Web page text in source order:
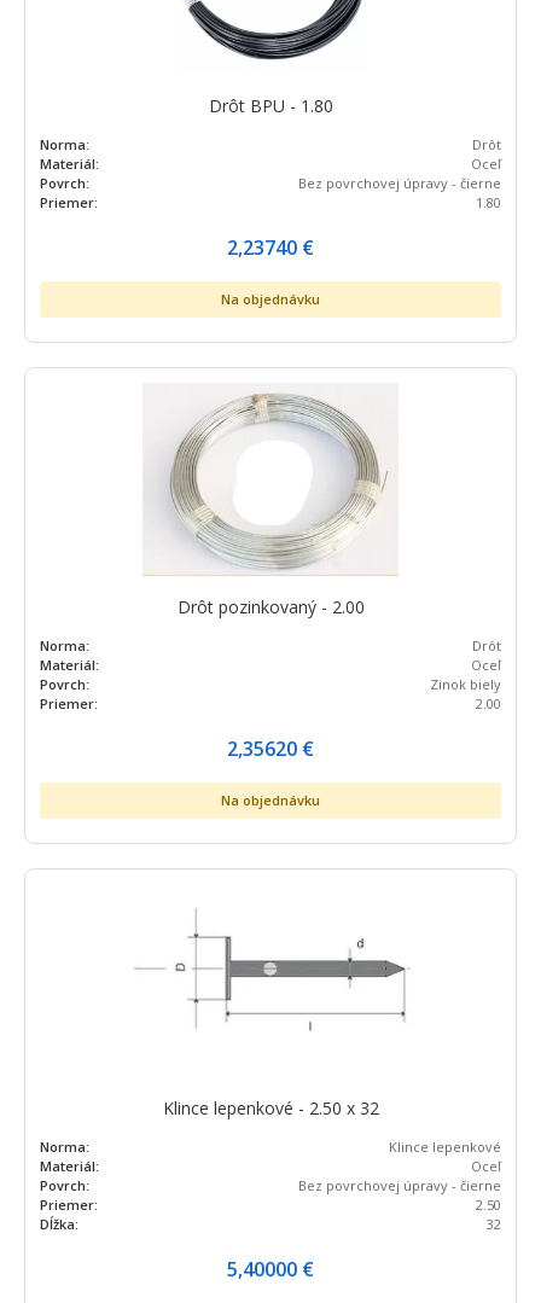
Drôt BPU - 1.80
Norma:
Drôt
Materiál:
Oceľ
Povrch:
Bez povrchovej úpravy - čierne
Priemer:
1.80
2,23740 €
Na objednávku
Drôt pozinkovaný - 2.00
Norma:
Drôt
Materiál:
Oceľ
Povrch:
Zinok biely
Priemer:
2.00
2,35620 €
Na objednávku
Klince lepenkové - 2.50 x 32
Norma:
Klince lepenkové
Materiál:
Oceľ
Povrch:
Bez povrchovej úpravy - čierne
Priemer:
2.50
Dĺžka:
32
5,40000 €